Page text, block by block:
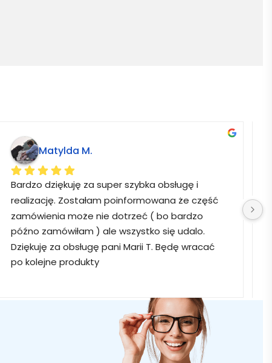
Matylda M.
Bardzo dziękuję za super szybka obsługę i
realizację. Zostałam poinformowana że część
zamówienia może nie dotrzeć ( bo bardzo
późno zamówiłam ) ale wszystko się udalo.
Dziękuję za obsługę pani Marii T. Będę wracać
po kolejne produkty